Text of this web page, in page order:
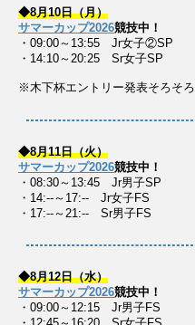
◆8月10日（月）
サマーカップ2026競技中！
・09:00～13:55 Jr女子②SP
・14:10～20:25 Sr女子SP
※木下杯エントリー発表そろそろ
◆8月11日（火）
サマーカップ2026競技中！
・08:30～13:45 Jr男子SP
・14:--～17:-- Jr女子FS
・17:--～21:-- Sr男子FS
◆8月12日（水）
サマーカップ2026競技中！
・09:00～12:15 Jr男子FS